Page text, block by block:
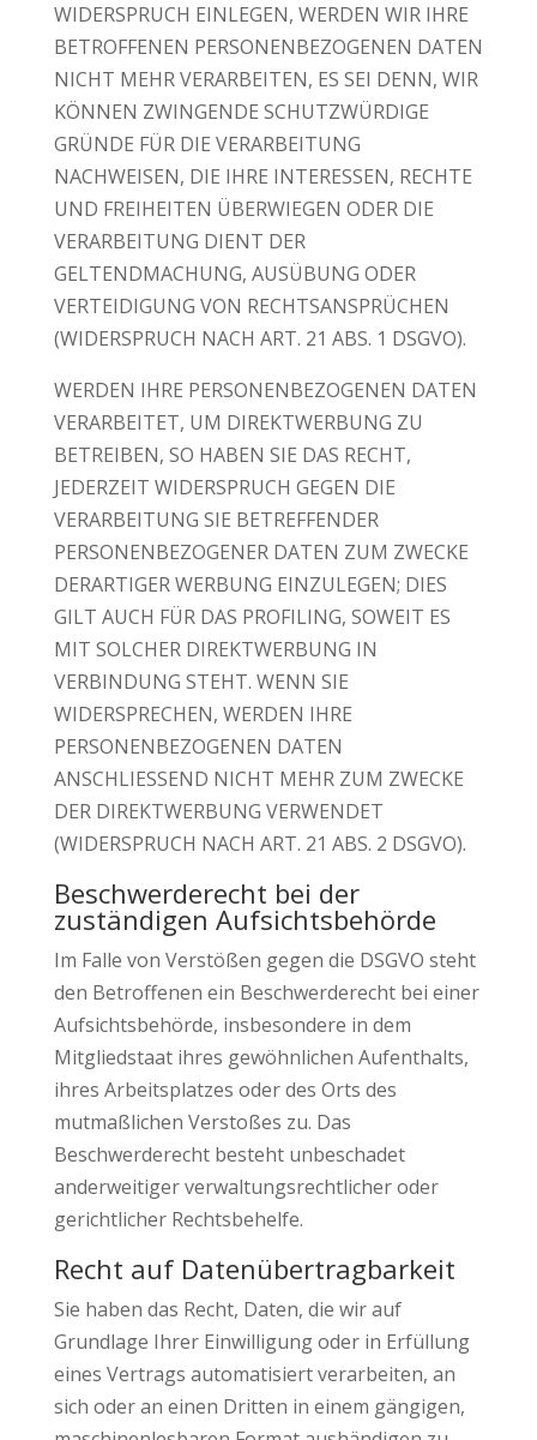
WIDERSPRUCH EINLEGEN, WERDEN WIR IHRE
BETROFFENEN PERSONENBEZOGENEN DATEN
NICHT MEHR VERARBEITEN, ES SEI DENN, WIR
KÖNNEN ZWINGENDE SCHUTZWÜRDIGE
GRÜNDE FÜR DIE VERARBEITUNG
NACHWEISEN, DIE IHRE INTERESSEN, RECHTE
UND FREIHEITEN ÜBERWIEGEN ODER DIE
VERARBEITUNG DIENT DER
GELTENDMACHUNG, AUSÜBUNG ODER
VERTEIDIGUNG VON RECHTSANSPRÜCHEN
(WIDERSPRUCH NACH ART. 21 ABS. 1 DSGVO).
WERDEN IHRE PERSONENBEZOGENEN DATEN
VERARBEITET, UM DIREKTWERBUNG ZU
BETREIBEN, SO HABEN SIE DAS RECHT,
JEDERZEIT WIDERSPRUCH GEGEN DIE
VERARBEITUNG SIE BETREFFENDER
PERSONENBEZOGENER DATEN ZUM ZWECKE
DERARTIGER WERBUNG EINZULEGEN; DIES
GILT AUCH FÜR DAS PROFILING, SOWEIT ES
MIT SOLCHER DIREKTWERBUNG IN
VERBINDUNG STEHT. WENN SIE
WIDERSPRECHEN, WERDEN IHRE
PERSONENBEZOGENEN DATEN
ANSCHLIESSEND NICHT MEHR ZUM ZWECKE
DER DIREKTWERBUNG VERWENDET
(WIDERSPRUCH NACH ART. 21 ABS. 2 DSGVO).
Beschwerderecht bei der
zuständigen Aufsichtsbehörde
Im Falle von Verstößen gegen die DSGVO steht
den Betroffenen ein Beschwerderecht bei einer
Aufsichtsbehörde, insbesondere in dem
Mitgliedstaat ihres gewöhnlichen Aufenthalts,
ihres Arbeitsplatzes oder des Orts des
mutmaßlichen Verstoßes zu. Das
Beschwerderecht besteht unbeschadet
anderweitiger verwaltungsrechtlicher oder
gerichtlicher Rechtsbehelfe.
Recht auf Datenübertragbarkeit
Sie haben das Recht, Daten, die wir auf
Grundlage Ihrer Einwilligung oder in Erfüllung
eines Vertrags automatisiert verarbeiten, an
sich oder an einen Dritten in einem gängigen,